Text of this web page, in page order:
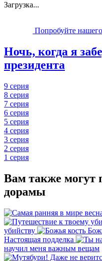
Загрузка...
Попробуйте
Ночь, когда я
президента
9 серия
8 серия
7 серия
6 серия
5 серия
4 серия
3 серия
2 серия
1 серия
Вам также могут
дорамы
убийству
Настоящая подделка
научил меня важным вещам